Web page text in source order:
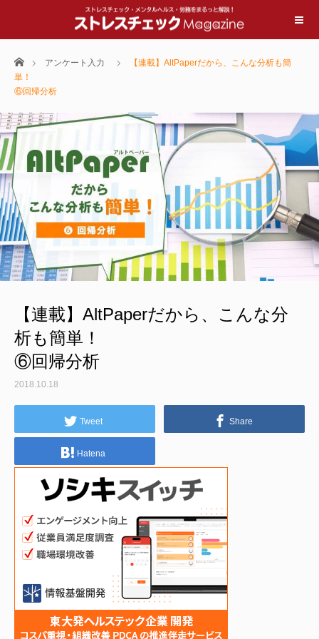
ホームアンケート入力
【連載】AltPaperだから、こんな分析も簡
単！
⑥回帰分析
【連載】AltPaperだから、こんな分
析も簡単！
⑥回帰分析
2018.10.18
Tweet Share
Hatena